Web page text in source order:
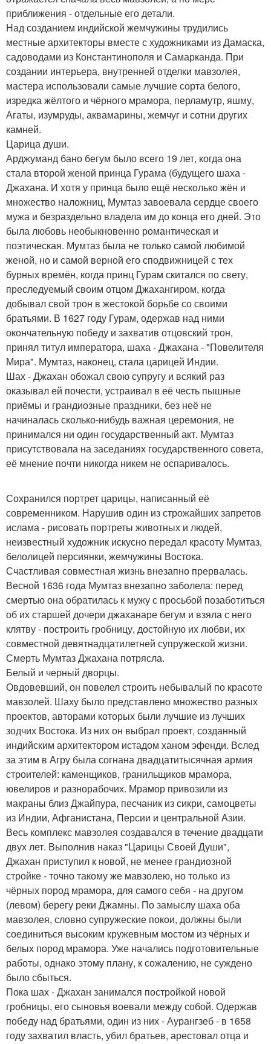
приближения - отдельные его детали.
Над созданием индийской жемчужины трудились
местные архитекторы вместе с художниками из Дамаска,
садоводами из Константинополя и Самарканда. При
создании интерьера, внутренней отделки мавзолея,
мастера использовали самые лучшие сорта белого,
изредка жёлтого и чёрного мрамора, перламутр, яшму,
Агаты, изумруды, аквамарины, жемчуг и сотни других
камней.
Царица души.
Арджуманд бано бегум было всего 19 лет, когда она
стала второй женой принца Гурама (будущего шаха -
Джахана. И хотя у принца было ещё несколько жён и
множество наложниц, Мумтаз завоевала сердце своего
мужа и безраздельно владела им до конца его дней. Это
была любовь необыкновенно романтическая и
поэтическая. Мумтаз была не только самой любимой
женой, но и самой верной его сподвижницей с тех
бурных времён, когда принц Гурам скитался по свету,
преследуемый своим отцом Джахангиром, когда
добывал свой трон в жестокой борьбе со своими
братьями. В 1627 году Гурам, одержав над ними
окончательную победу и захватив отцовский трон,
принял титул императора, шаха - Джахана - "Повелителя
Мира". Мумтаз, наконец, стала царицей Индии.
Шах - Джахан обожал свою супругу и всякий раз
оказывал ей почести, устраивал в её честь пышные
приёмы и грандиозные праздники, без неё не
начиналась сколько-нибудь важная церемония, не
принимался ни один государственный акт. Мумтаз
присутствовала на заседаниях государственного совета,
её мнение почти никогда никем не оспаривалось.
Сохранился портрет царицы, написанный её
современником. Нарушив один из строжайших запретов
ислама - рисовать портреты животных и людей,
неизвестный художник искусно передал красоту Мумтаз,
белолицей персиянки, жемчужины Востока.
Счастливая совместная жизнь внезапно прервалась.
Весной 1636 года Мумтаз внезапно заболела: перед
смертью она обратилась к мужу с просьбой позаботиться
об их старшей дочери джаханаре бегум и взяла с него
клятву - построить гробницу, достойную их любви, их
совместной девятнадцатилетней супружеской жизни.
Смерть Мумтаз Джахана потрясла.
Белый и черный дворцы.
Овдовевший, он повелел строить небывалый по красоте
мавзолей. Шаху было представлено множество разных
проектов, авторами которых были лучшие из лучших
зодчих Востока. Из них он выбрал проект, созданный
индийским архитектором истадом ханом эфенди. Вслед
за этим в Агру была согнана двадцатитысячная армия
строителей: каменщиков, гранильщиков мрамора,
ювелиров и разнорабочих. Мрамор привозили из
макраны близ Джайпура, песчаник из сикри, самоцветы
из Индии, Афганистана, Персии и центральной Азии.
Весь комплекс мавзолея создавался в течение двадцати
двух лет. Выполнив наказ "Царицы Своей Души",
Джахан приступил к новой, не менее грандиозной
стройке - точно такому же мавзолею, но только из
чёрных пород мрамора, для самого себя - на другом
(левом) берегу реки Джамны. По замыслу шаха оба
мавзолея, словно супружеские покои, должны были
соединиться высоким кружевным мостом из чёрных и
белых пород мрамора. Уже начались подготовительные
работы, однако этому плану, к сожалению, не суждено
было сбыться.
Пока шах - Джахан занимался постройкой новой
гробницы, его сыновья воевали между собой. Одержав
победу над братьями, один из них - Аурангзеб - в 1658
году захватил власть, убил братьев, арестовал отца и